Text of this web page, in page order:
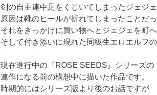
剣の自主連中足をくじいてしまったジェジェ
原因は靴のヒールが折れてしまったことだっ
それをきっかけに買い物へとジェジェを町
そして付き添いに現れた同級生エロエルフ
現在進行中の『ROSE SEEDS』シリーズの
連作になる前の構想中に描いた作品です。
時期的にはシリーズ版より後のお話ですが